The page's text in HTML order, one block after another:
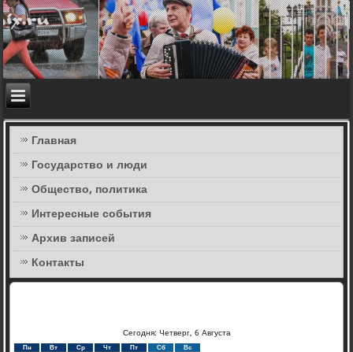
Главная
Государство и люди
Общество, политика
Интересные события
Архив записей
Контакты
Сегодня: Четверг, 6 Августа
Пн Вт Ср Чт Пт Сб Вс